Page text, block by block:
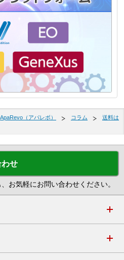
ApaRevo（アパレボ） コラム
送料は
せ
お気軽にお問い合わせください。